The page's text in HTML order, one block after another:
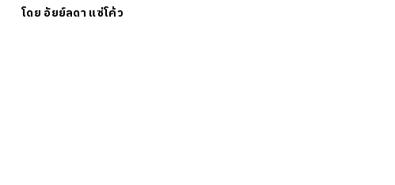
โดย อัยย์ลดา แซ่โค้ว